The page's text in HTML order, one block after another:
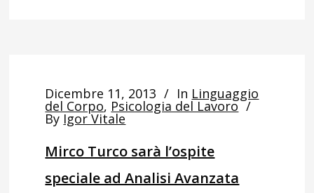
Dicembre 11, 2013 In Linguaggio
del Corpo, Psicologia del Lavoro
By Igor Vitale
Mirco Turco sarà l’ospite
speciale ad Analisi Avanzata